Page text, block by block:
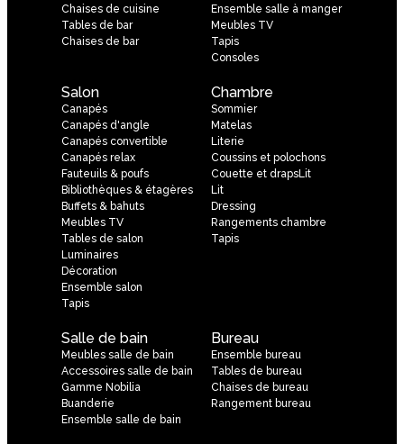
Chaises de cuisine
Tables de bar
Chaises de bar
Ensemble salle à manger
Meubles TV
Tapis
Consoles
Salon
Canapés
Canapés d'angle
Canapés convertible
Canapés relax
Fauteuils & poufs
Bibliothèques & étagères
Buffets & bahuts
Meubles TV
Tables de salon
Luminaires
Décoration
Ensemble salon
Tapis
Chambre
Sommier
Matelas
Literie
Coussins et polochons
Couette et drapsLit
Lit
Dressing
Rangements chambre
Tapis
Salle de bain
Meubles salle de bain
Accessoires salle de bain
Gamme Nobilia
Buanderie
Ensemble salle de bain
Bureau
Ensemble bureau
Tables de bureau
Chaises de bureau
Rangement bureau